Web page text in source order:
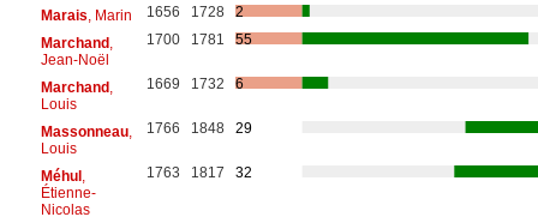
Marais , Marin 1656 1728
2
Marchand,
Jean-Noël
1700 1781 55
Marchand,
Louis
1669 1732 6
Massonneau,
Louis
1766 1848 29
Méhul,
Étienne-
Nicolas
1763 1817 32